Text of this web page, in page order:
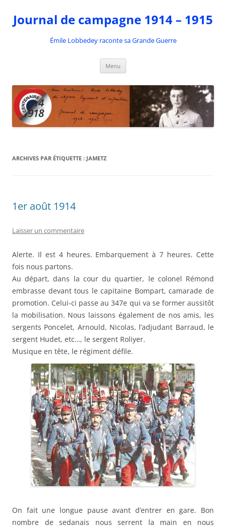
contenu
Journal de campagne 1914 – 1915
Émile Lobbedey raconte sa Grande Guerre
Menu
ARCHIVES PAR ÉTIQUETTE : JAMETZ
1er août 1914
Laisser un commentaire
Alerte. Il est 4 heures. Embarquement à 7 heures. Cette
fois nous partons.
Au départ, dans la cour du quartier, le colonel Rémond
embrasse devant tous le capitaine Bompart, camarade de
promotion. Celui-ci passe au 347e qui va se former aussitôt
la mobilisation. Nous laissons également de nos amis, les
sergents Poncelet, Arnould, Nicolas, l’adjudant Barraud, le
sergent Hudet, etc…, le sergent Roliyer.
Musique en tête, le régiment défile.
On fait une longue pause avant d’entrer en gare. Bon
nombre de sedanais nous serrent la main en nous